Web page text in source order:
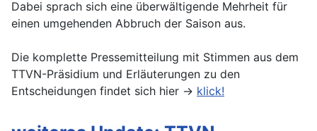
Dabei sprach sich eine überwältigende Mehrheit für
einen umgehenden Abbruch der Saison aus.
Die komplette Pressemitteilung mit Stimmen aus dem
TTVN-Präsidium und Erläuterungen zu den
Entscheidungen findet sich hier -> klick!